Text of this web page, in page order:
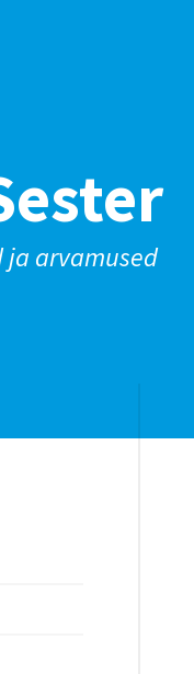
ja arvamused